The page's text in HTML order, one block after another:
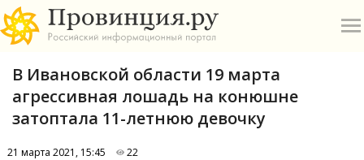
В Ивановской области 19 марта
агрессивная лошадь на конюшне
затоптала 11-летнюю девочку
21 марта 2021, 15:45 22